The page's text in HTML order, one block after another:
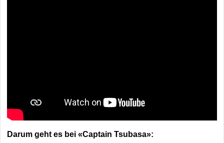
Darum geht es bei «Captain Tsubasa»: